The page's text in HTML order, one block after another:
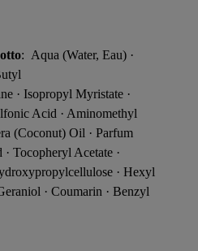
: Aqua (Water, Eau) ·
· Isopropyl Myristate ·
Acid · Aminomethyl
(Coconut) Oil · Parfum
Tocopheryl Acetate ·
· Hexyl
· Coumarin · Benzyl